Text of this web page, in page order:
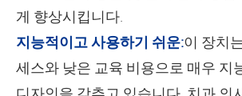
게 향상시킵니다.
지능적이고 사용하기 쉬운:이 장치
세스와 낮은 교육 비용으로 매우 지